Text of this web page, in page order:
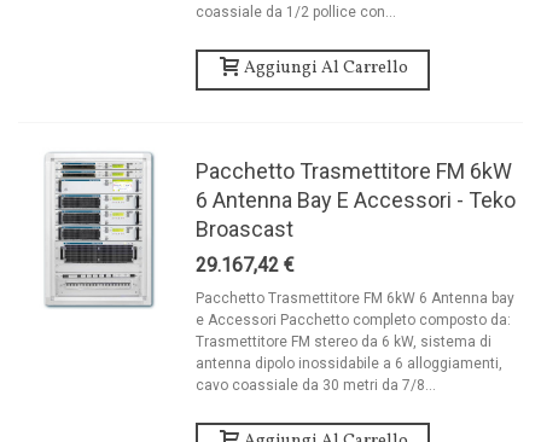
coassiale da 1/2 pollice con...
Aggiungi Al Carrello
Pacchetto Trasmettitore FM 6kW
6 Antenna Bay E Accessori - Teko
Broascast
29.167,42 €
Pacchetto Trasmettitore FM 6kW 6 Antenna bay
e Accessori Pacchetto completo composto da:
Trasmettitore FM stereo da 6 kW, sistema di
antenna dipolo inossidabile a 6 alloggiamenti,
cavo coassiale da 30 metri da 7/8...